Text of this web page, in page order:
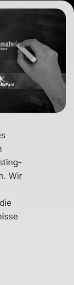
Wir